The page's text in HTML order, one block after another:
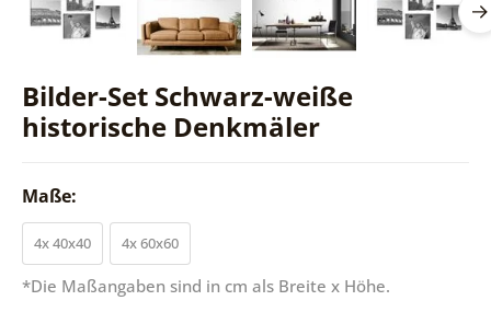
Bilder-Set Schwarz-weiße
historische Denkmäler
Maße:
4x 40x40 4x 60x60
*Die Maßangaben sind in cm als Breite x Höhe.